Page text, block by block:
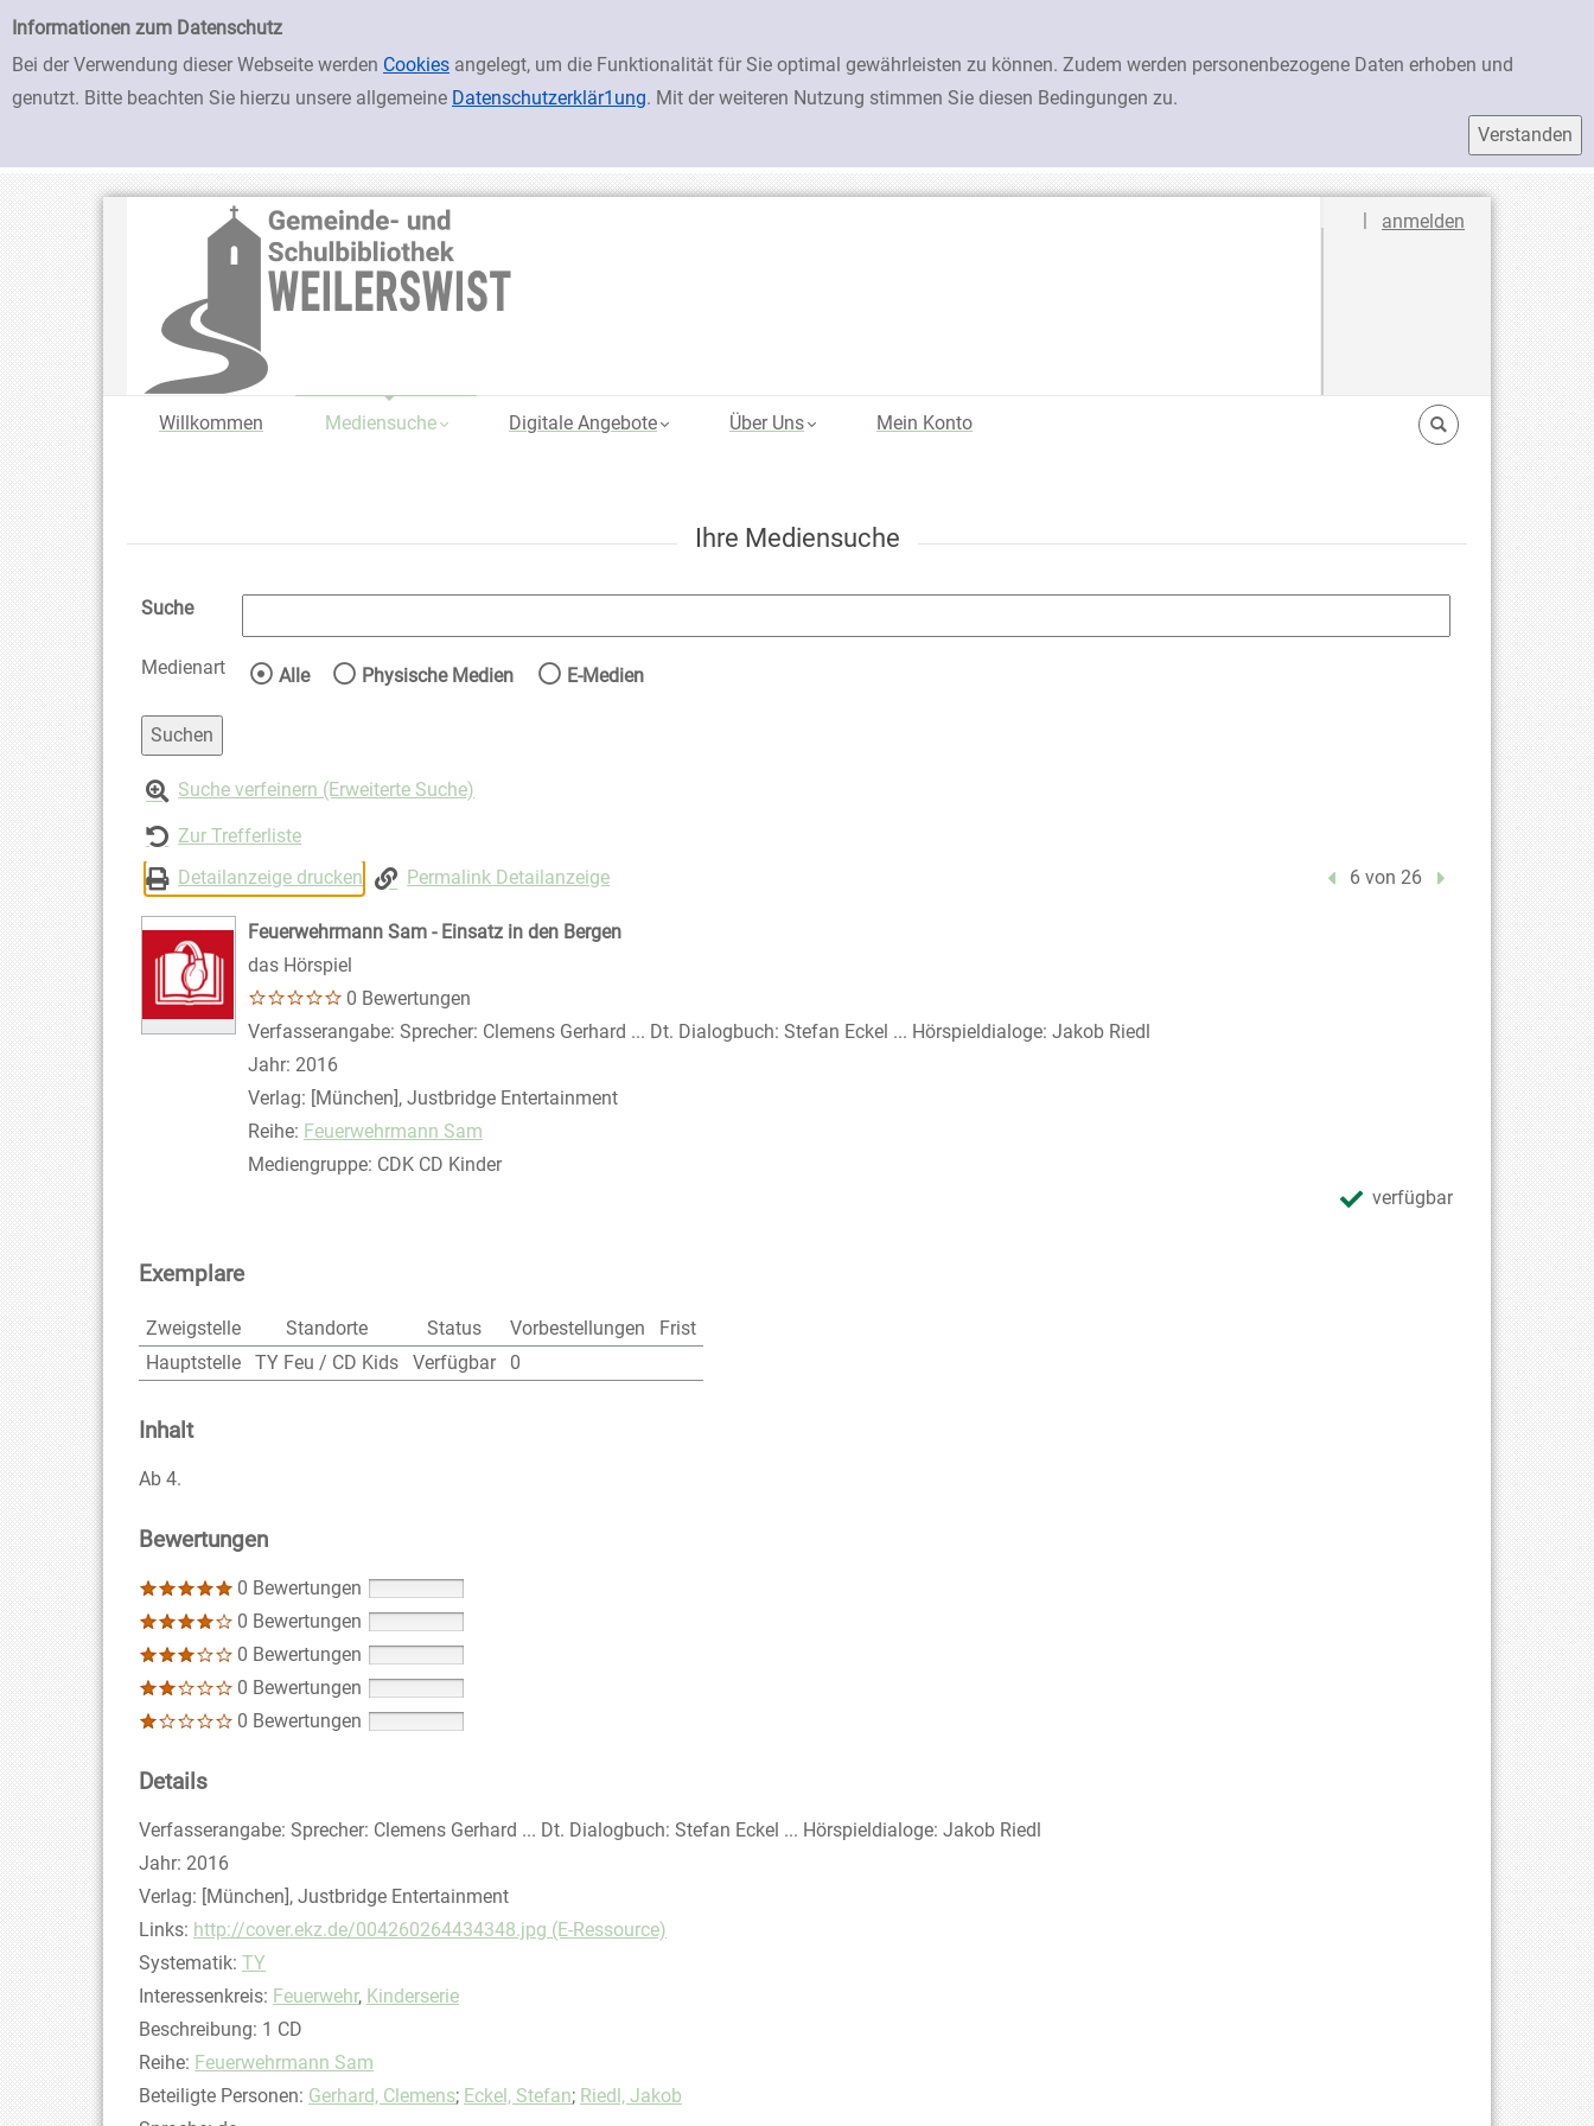
Einfache Suche
Informationen zum Datenschutz
Bei der Verwendung dieser Webseite werden Cookies angelegt, um die Funktionalität für Sie optimal gewährleisten zu können. Zudem werden personenbezogene Daten erhoben und
genutzt. Bitte beachten Sie hierzu unsere allgemeine Datenschutzerklär1ung. Mit der weiteren Nutzung stimmen Sie diesen Bedingungen zu.
zur Navigation springen
zum Inhalt springen
Zur Detailanzeige springen
Sprache auswählen
| anmelden
Willkommen Mediensuche Digitale Angebote Über Uns Mein Konto
Ihre Mediensuche
Suche
Medienart Wählen Sie die Medienart nach der Sie suchen wollen.
Alle Physische Medien E-Medien
Suche verfeinern (Erweiterte Suche)
Zur Trefferliste
Detailanzeige drucken
Permalink Detailanzeige Vorheriger Treffer
6 von 26 Nächster Treffer
Feuerwehrmann Sam - Einsatz in den Bergen
das Hörspiel
0 Bewertungen
Suche nach diesem Verfasser
Verfasserangabe: Sprecher: Clemens Gerhard ... Dt. Dialogbuch: Stefan Eckel ... Hörspieldialoge: Jakob Riedl
Jahr: 2016
Verlag: [München], Justbridge Entertainment
Reihe: Feuerwehrmann Sam
Mediengruppe: CDK CD Kinder
verfügbar
Exemplare
Zweigstelle Standorte Status Vorbestellungen
Frist
Hauptstelle
TY Feu / CD Kids Verfügbar 0
Inhalt
Ab 4.
Bewertungen
0 Bewertungen
0 Bewertungen
0 Bewertungen
0 Bewertungen
0 Bewertungen
Details
Suche nach diesem Verfasser
Verfasserangabe: Sprecher: Clemens Gerhard ... Dt. Dialogbuch: Stefan Eckel ... Hörspieldialoge: Jakob Riedl
Jahr: 2016
Verlag: [München], Justbridge Entertainment
opens in new tab
Links: Diesen Link in neuem Tab öffnen
http://cover.ekz.de/004260264434348.jpg (E-Ressource)
Systematik: Suche nach dieser Systematik
TY
Interessenkreis: Suche nach diesem Interessenskreis
Feuerwehr, Kinderserie
Beschreibung: 1 CD
Reihe: Feuerwehrmann Sam
Beteiligte Personen: Suche nach dieser Beteiligten Person
Gerhard, Clemens; Eckel, Stefan; Riedl, Jakob